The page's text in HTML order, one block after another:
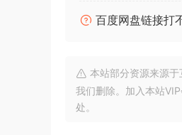
将.app 文
让您以迅雷不及掩耳
新增了 AI 驱动的工
百度网盘链接打
本站部分资源来源
我们删除。加入本站
处。